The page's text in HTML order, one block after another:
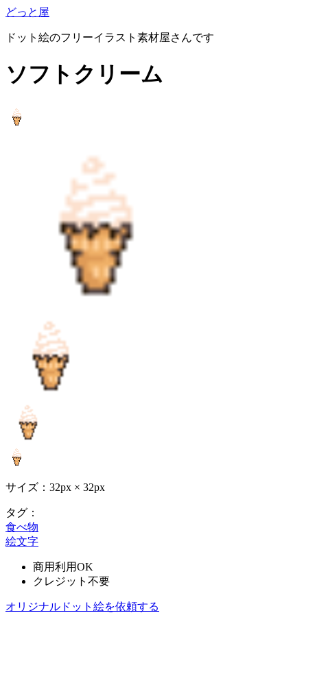
どっと屋
ドット絵のフリーイラスト素材屋さんです
ソフトクリーム
サイズ：32px × 32px
タグ：
食べ物
絵文字
商用利用OK
クレジット不要
オリジナルドット絵を依頼する